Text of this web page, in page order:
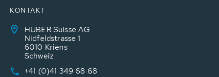
KONTAKT
HUBER Suisse AG
Nidfeldstrasse 1
6010 Kriens
Schweiz
+41 (0)41 349 68 68